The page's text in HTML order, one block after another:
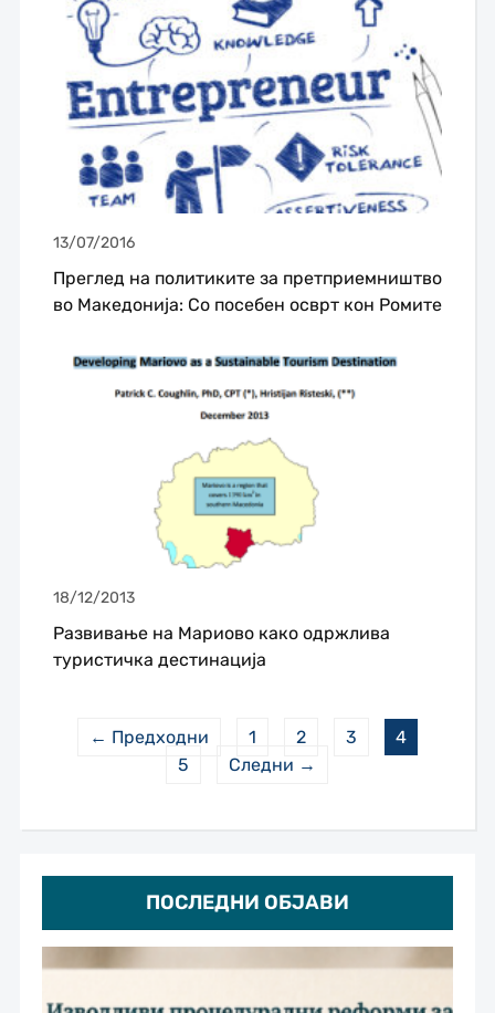
ПОСЛЕДНИ ОБЈАВИ
13/07/2016
Преглед на политиките за претприемништво
во Македонија: Со посебен осврт кон Ромите
18/12/2013
Развивање на Мариово како одржлива
туристичка дестинација
← Предходни 1 2 3
4
5
Следни →